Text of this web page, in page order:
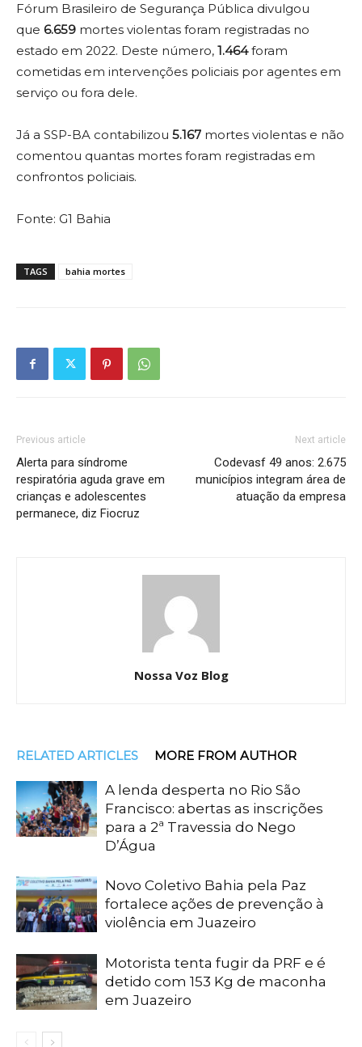
Fórum Brasileiro de Segurança Pública divulgou
que 6.659 mortes violentas foram registradas no
estado em 2022. Deste número, 1.464foram
cometidas em intervenções policiais por agentes em
serviço ou fora dele.
Já a SSP-BA contabilizou 5.167 mortes violentas e não
comentou quantas mortes foram registradas em
confrontos policiais.
Fonte: G1 Bahia
TAGS bahia mortes
Previous article
Alerta para síndrome
respiratória aguda grave em
crianças e adolescentes
permanece, diz Fiocruz
Next article
Codevasf 49 anos: 2.675
municípios integram área de
atuação da empresa
Nossa Voz Blog
RELATED ARTICLES MORE FROM AUTHOR
A lenda desperta no Rio São
Francisco: abertas as inscrições
para a 2ª Travessia do Nego
D’Água
Novo Coletivo Bahia pela Paz
fortalece ações de prevenção à
violência em Juazeiro
Motorista tenta fugir da PRF e é
detido com 153 Kg de maconha
em Juazeiro